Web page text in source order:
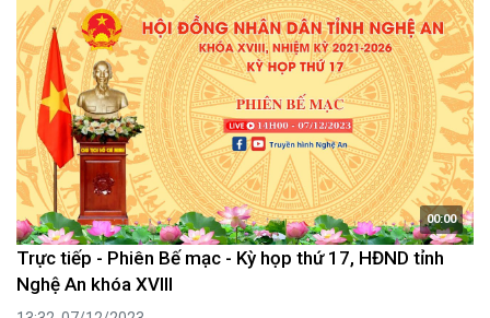
00:00
Trực tiếp - Phiên Bế mạc - Kỳ họp thứ 17, HĐND tỉnh
Nghệ An khóa XVIII